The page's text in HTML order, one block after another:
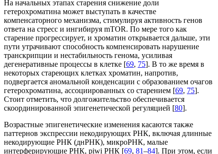
На начальных этапах старения снижение доли
гетерохроматина может выступать в качестве
компенсаторного механизма, стимулируя активность генов
ответа на стресс и ингибируя mTOR. По мере того как
старение прогрессирует, и хроматин открывается дальше, эти
пути утрачивают способность компенсировать нарушение
транскрипции и нестабильность генома, усиливая
дегенеративные процессы в клетке [69, 75]. В то же время в
некоторых стареющих клетках хроматин, напротив,
подвергается аномальной конденсации с образованием очагов
гетерохроматина, ассоциированных со старением [69, 75].
Стоит отметить, что долгожительство обеспечивается
скоординированной эпигенетической регуляцией [80].
Возрастные эпигенетические изменения касаются также
паттернов экспрессии некодирующих РНК, включая длинные
некодирующие РНК (днРНК), микроРНК, малые
интерферирующие РНК, piwi РНК [69, 81–84]. При этом, если